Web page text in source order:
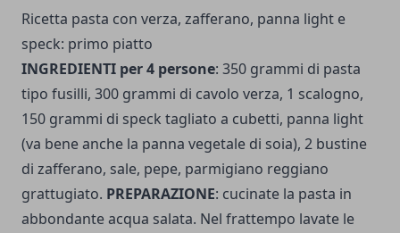
Ricetta pasta con verza, zafferano, panna light e
speck: primo piatto
INGREDIENTI per 4 persone: 350 grammi di pasta
tipo fusilli, 300 grammi di cavolo verza, 1 scalogno,
150 grammi di speck tagliato a cubetti, panna light
(va bene anche la panna vegetale di soia), 2 bustine
di zafferano, sale, pepe, parmigiano reggiano
grattugiato. PREPARAZIONE: cucinate la pasta in
abbondante acqua salata. Nel frattempo lavate le